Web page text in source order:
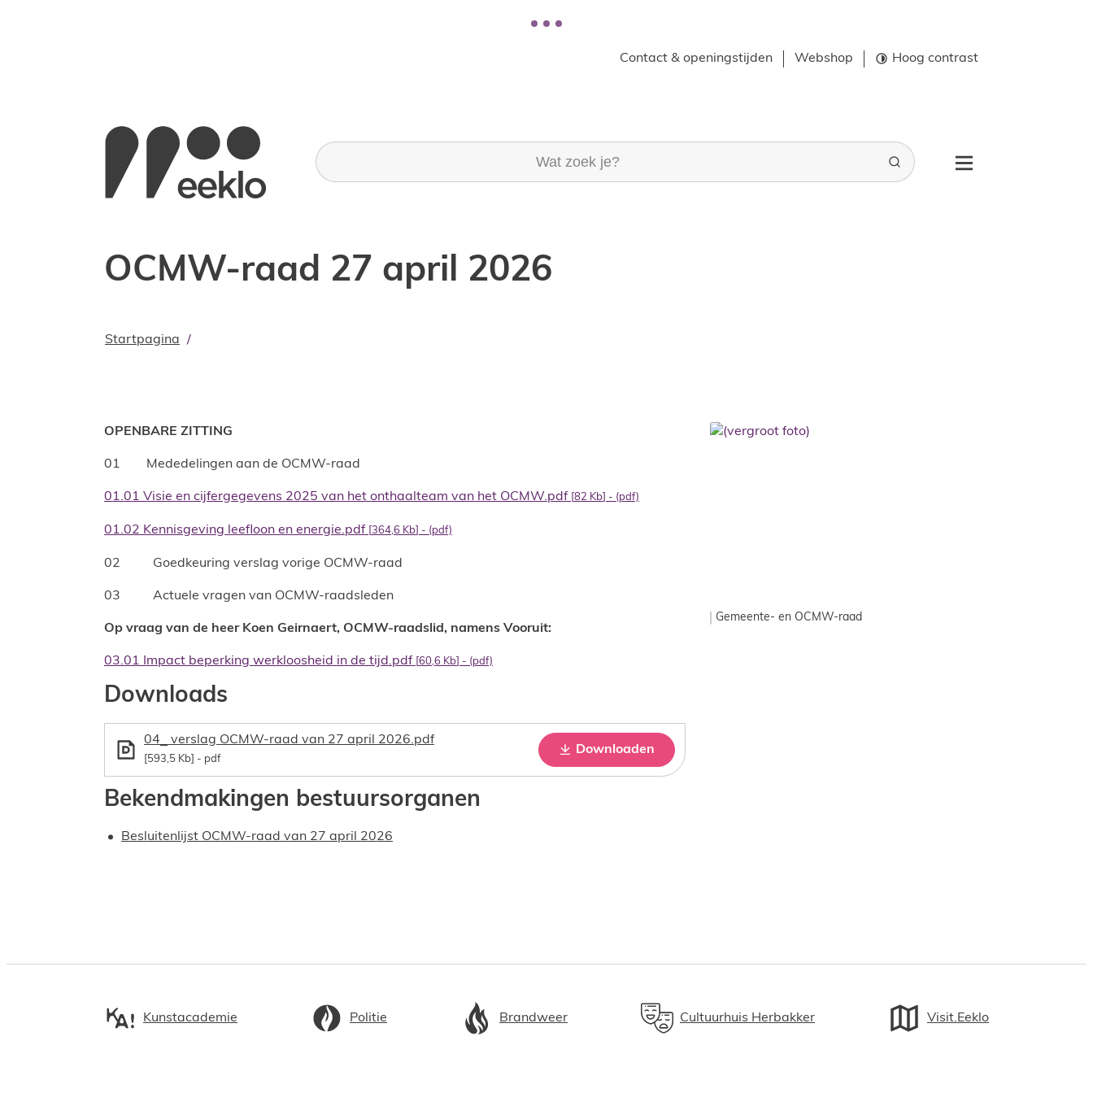
Contact & openingstijden Webshop Hoog contrast
Stad Eeklo
Wat zoek je?
Zoeken Menu
OCMW-raad 27 april 2026
Startpagina
OPENBARE ZITTING
01 Mededelingen aan de OCMW-raad
01.01 Visie en cijfergegevens 2025 van het onthaalteam van het OCMW.pdf 82 Kb (pdf)
01.02 Kennisgeving leefloon en energie.pdf 364,6 Kb (pdf)
02 Goedkeuring verslag vorige OCMW-raad
03 Actuele vragen van OCMW-raadsleden
Op vraag van de heer Koen Geirnaert, OCMW-raadslid, namens Vooruit:
03.01 Impact beperking werkloosheid in de tijd.pdf 60,6 Kb (pdf)
Downloads
04_ verslag OCMW-raad van 27 april 2026.pdf
593,5 Kb pdf
Downloaden
Bekendmakingen bestuursorganen
Besluitenlijst OCMW-raad van 27 april 2026
Gemeente- en OCMW-raad
Kunstacademie Politie Brandweer Cultuurhuis Herbakker Visit.Eeklo